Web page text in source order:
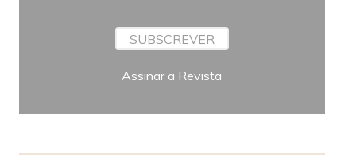
SUBSCREVER
Assinar a Revista